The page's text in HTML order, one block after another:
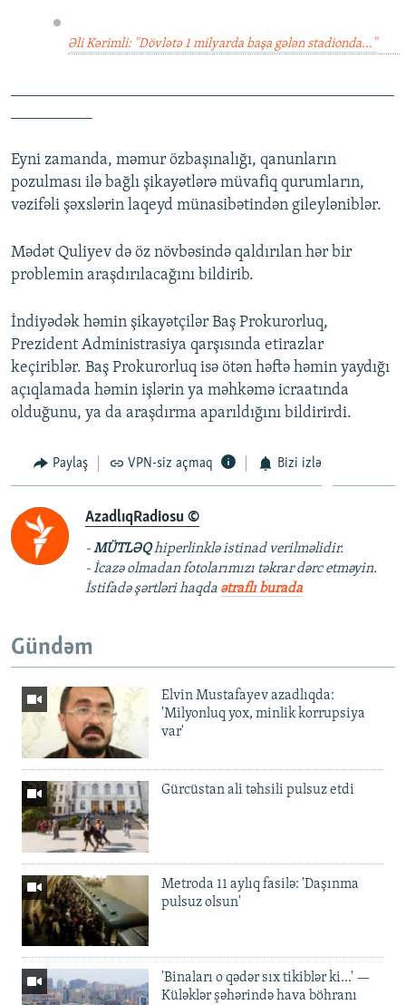
Əli Kərimli: "Dövlətə 1 milyarda başa gələn stadionda..."
Eyni zamanda, məmur özbaşınalığı, qanunların
pozulması ilə bağlı şikayətlərə müvafiq qurumların,
vəzifəli şəxslərin laqeyd münasibətindən gileyləniblər.
Mədət Quliyev də öz növbəsində qaldırılan hər bir
problemin araşdırılacağını bildirib.
İndiyədək həmin şikayətçilər Baş Prokurorluq,
Prezident Administrasiya qarşısında etirazlar
keçiriblər. Baş Prokurorluq isə ötən həftə həmin yaydığı
açıqlamada həmin işlərin ya məhkəmə icraatında
olduğunu, ya da araşdırma aparıldığını bildirirdi.
Paylaş VPN-siz açmaq Bizi izlə
AzadlıqRadiosu ©
-MÜTLƏQhiperlinklə istinad verilməlidir.
- İcazə olmadan fotolarımızı təkrar dərc etməyin.
İstifadə şərtləri haqda ətraflı burada
Gündəm
Elvin Mustafayev azadlıqda:
'Milyonluq yox, minlik korrupsiya
var'
Gürcüstan ali təhsili pulsuz etdi
Metroda 11 aylıq fasilə: 'Daşınma
pulsuz olsun'
'Binaları o qədər sıx tikiblər ki...' —
Küləklər şəhərində hava böhranı